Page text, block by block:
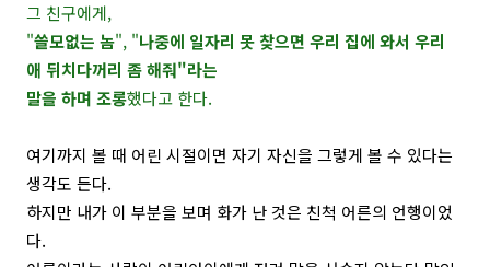
그 친구에게,
"쓸모없는 놈", "나중에 일자리 못 찾으면 우리 집에 와서 우리
애 뒤치다꺼리 좀 해줘"라는
말을 하며 조롱했다고 한다.
여기까지 볼 때 어린 시절이면 자기 자신을 그렇게 볼 수 있다는
생각도 든다.
하지만 내가 이 부분을 보며 화가 난 것은 친척 어른의 언행이었
다.